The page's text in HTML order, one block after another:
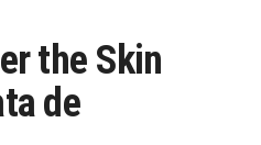
the Skin
de